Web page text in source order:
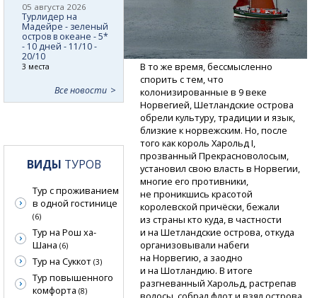
В то же время, бессмысленно
спорить с тем, что
колонизированные в 9 веке
Норвегией, Шетландские острова
обрели культуру, традиции и язык,
близкие к норвежским. Но, после
того как король Харольд I,
прозванный Прекрасноволосым,
установил свою власть в Норвегии,
многие его противники,
не проникшись красотой
королевской причёски, бежали
из страны кто куда, в частности
и на Шетландские острова, откуда
организовывали набеги
на Норвегию, а заодно
и на Шотландию. В итоге
разгневанный Харольд, растрепав
05 августа 2026
Турлидер на
Мадейре - зеленый
остров в океане - 5*
- 10 дней - 11/10 -
20/10
3 места
Все новости
ВИДЫ ТУРОВ
Тур с проживанием
в одной гостинице
(6)
Тур на Рош ха-
Шана (6)
Тур на Суккот (3)
Тур повышенного
комфорта (8)